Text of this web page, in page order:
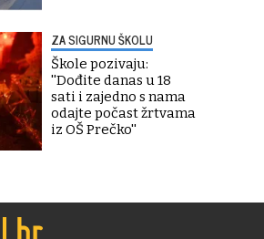
ZA SIGURNU ŠKOLU
Škole pozivaju:
''Dođite danas u 18
sati i zajedno s nama
odajte počast žrtvama
iz OŠ Prečko''